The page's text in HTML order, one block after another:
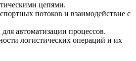
цепями.
потоков и взаимодействие с
автоматизации процессов.
логистических операций и их